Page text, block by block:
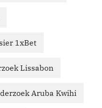
1xBet
Lissabon
Aruba Kwihi